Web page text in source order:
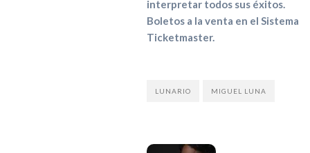
interpretar todos sus éxitos.
Boletos a la venta en el Sistema
Ticketmaster.
LUNARIO MIGUEL LUNA